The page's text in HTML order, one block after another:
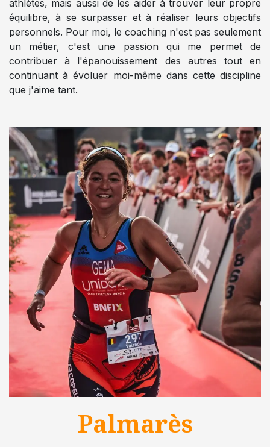
athlètes, mais aussi de les aider à trouver leur propre
équilibre, à se surpasser et à réaliser leurs objectifs
personnels. Pour moi, le coaching n'est pas seulement
un métier, c'est une passion qui me permet de
contribuer à l'épanouissement des autres tout en
continuant à évoluer moi-même dans cette discipline
que j'aime tant.
Palmarès